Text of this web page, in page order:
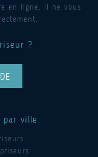
en ligne, il ne vous
?
par ville